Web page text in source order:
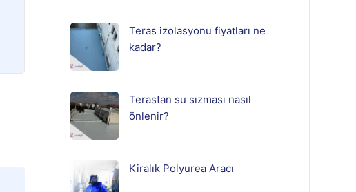
Teras izolasyonu fiyatları ne
kadar?
Terastan su sızması nasıl
önlenir?
Kiralık Polyurea Aracı